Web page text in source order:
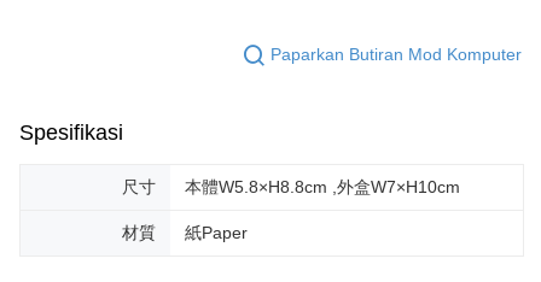
Paparkan Butiran Mod Komputer
Spesifikasi
尺寸 本體W5.8×H8.8cm ,外盒W7×H10cm
材質 紙Paper